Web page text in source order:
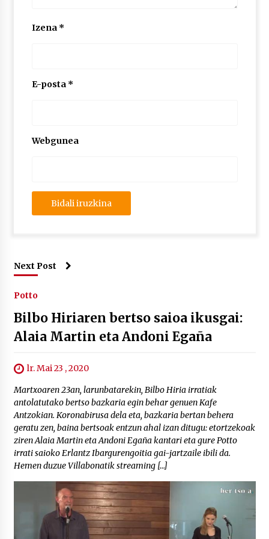
Izena *
E-posta *
Webgunea
Next Post
Potto
Bilbo Hiriaren bertso saioa ikusgai:
Alaia Martin eta Andoni Egaña
lr. Mai 23 , 2020
Martxoaren 23an, larunbatarekin, Bilbo Hiria irratiak
antolatutako bertso bazkaria egin behar genuen Kafe
Antzokian. Koronabirusa dela eta, bazkaria bertan behera
geratu zen, baina bertsoak entzun ahal izan ditugu: etortzekoak
ziren Alaia Martin eta Andoni Egaña kantari eta gure Potto
irrati saioko Erlantz Ibargurengoitia gai-jartzaile ibili da.
Hemen duzue Villabonatik streaming […]